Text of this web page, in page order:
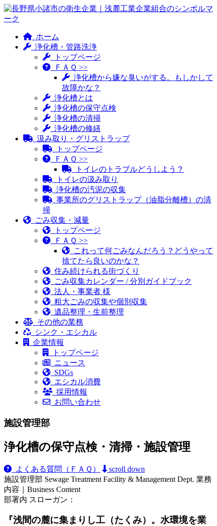
ホーム
浄化槽・管路洗浄
トップページ
ＦＡＱ >>
浄化槽から嫌な臭いがする。もしかして
故障かな？
浄化槽とは
浄化槽の保守点検
浄化槽の清掃
浄化槽の修繕
汲み取り・グリストラップ
トップページ
ＦＡＱ >>
トイレのトラブルどうしよう？
トイレの汲み取り
浄化槽の汚泥の収集
事業所のグリストラップ（油脂分離槽）の清
掃
ごみ収集・減量
トップページ
ＦＡＱ >>
これって何ごみなんだろう？どうやって
捨てたら良いのかな？
住み続けられる街づくり
ごみ収集カレンダー / 分別ガイドブック
法人・事業者 様
粗大ごみの収集や個別収集
遺品整理・生前整理
その他の業務
シンク・エシカル
企業情報
トップページ
ニュース
SDGs
エシカル消費
採用情報
お問い合わせ
施設管理部
浄化槽の保守点検・清掃・施設管理
よくある質問（ＦＡＱ）
scroll down
施設管理部 Sewage Treatment Facility & Management Dept. 業務
内容｜Business Content
部署内 スローガン：
『浅間の麓に集まりし工（たくみ）。水環境を業